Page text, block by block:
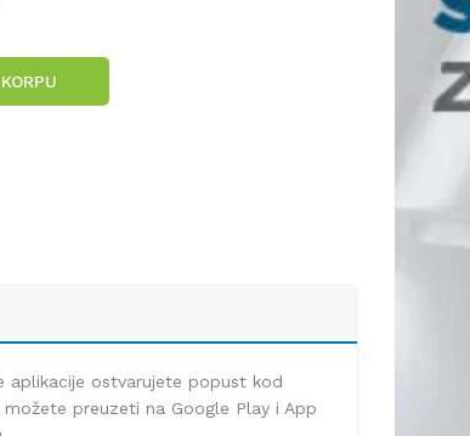
aplikacije ostvarujete popust kod
možete preuzeti na Google Play i App